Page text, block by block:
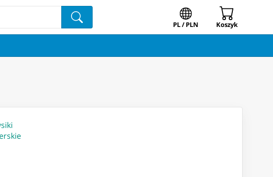
PL / PLN Koszyk